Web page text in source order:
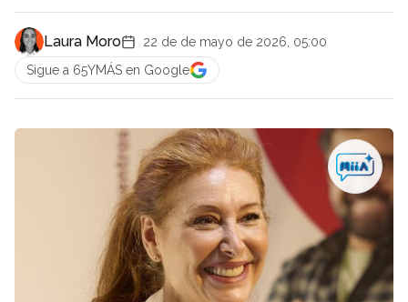
Laura Moro
22 de de mayo de 2026, 05:00
Sigue a 65YMÁS en Google